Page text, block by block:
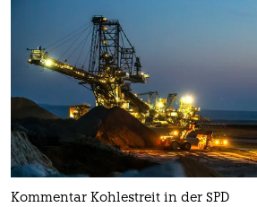
Kommentar Kohlestreit in der SPD